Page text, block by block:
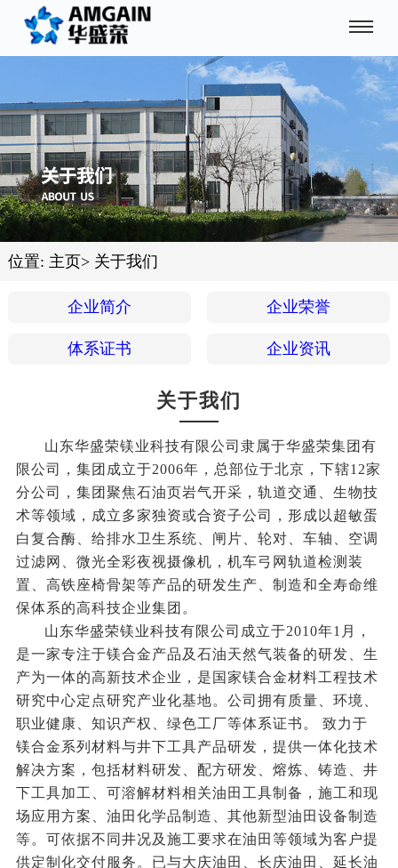
位置: 主页> 关于我们
企业简介 企业荣誉
体系证书 企业资讯
关于我们
山东华盛荣镁业科技有限公司隶属于华盛荣集团有
限公司，集团成立于2006年，总部位于北京，下辖12家
分公司，集团聚焦石油页岩气开采，轨道交通、生物技
术等领域，成立多家独资或合资子公司，形成以超敏蛋
白复合酶、给排水卫生系统、闸片、轮对、车轴、空调
过滤网、微光全彩夜视摄像机，机车弓网轨道检测装
置、高铁座椅骨架等产品的研发生产、制造和全寿命维
保体系的高科技企业集团。
山东华盛荣镁业科技有限公司成立于2010年1月，
是一家专注于镁合金产品及石油天然气装备的研发、生
产为一体的高新技术企业，是国家镁合金材料工程技术
研究中心定点研究产业化基地。公司拥有质量、环境、
职业健康、知识产权、绿色工厂等体系证书。 致力于
镁合金系列材料与井下工具产品研发，提供一体化技术
解决方案，包括材料研发、配方研发、熔炼、铸造、井
下工具加工、可溶解材料相关油田工具制备，施工和现
场应用方案、油田化学品制造、其他新型油田设备制造
等。可依据不同井况及施工要求在油田等领域为客户提
供定制化交付服务。已与大庆油田、长庆油田、延长油